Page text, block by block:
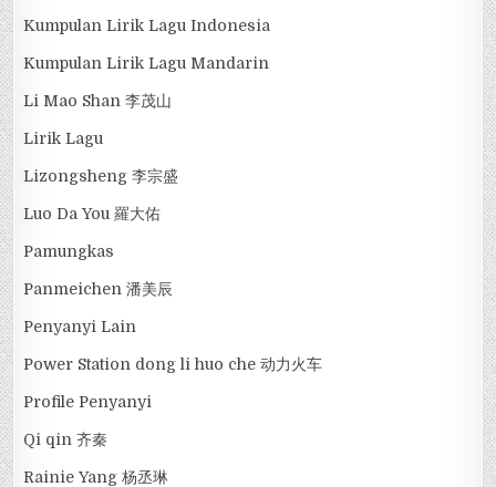
Kumpulan Lirik Lagu Indonesia
Kumpulan Lirik Lagu Mandarin
Li Mao Shan 李茂山
Lirik Lagu
Lizongsheng 李宗盛
Luo Da You 羅大佑
Pamungkas
Panmeichen 潘美辰
Penyanyi Lain
Power Station dong li huo che 动力火车
Profile Penyanyi
Qi qin 齐秦
Rainie Yang 杨丞琳